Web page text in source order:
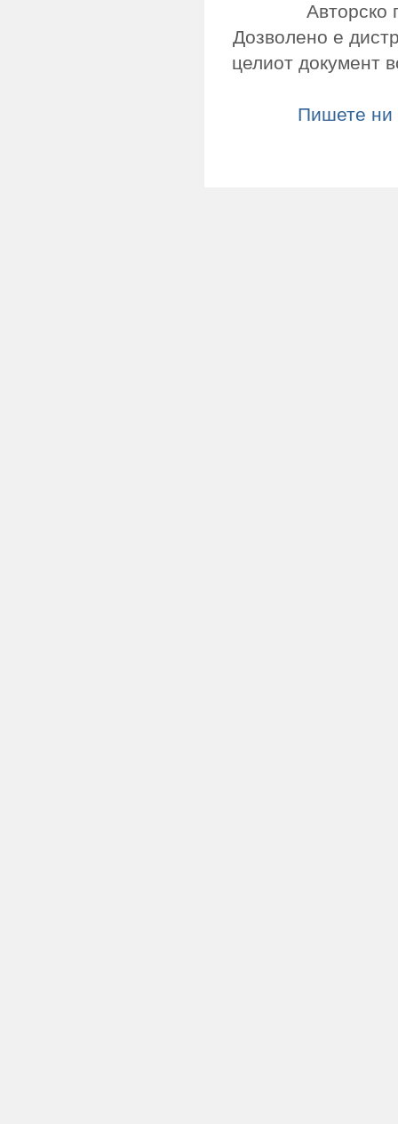
Авторско
Дозволено е
целиот документ
Пишете ни